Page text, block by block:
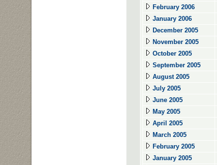
February 2006
January 2006
December 2005
November 2005
October 2005
September 2005
August 2005
July 2005
June 2005
May 2005
April 2005
March 2005
February 2005
January 2005